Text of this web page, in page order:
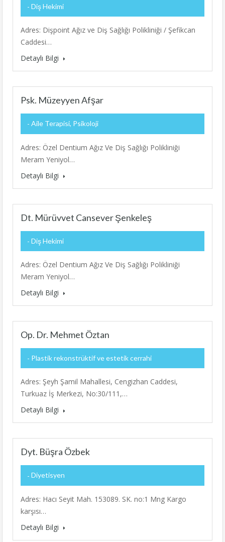
Diş Hekimi
Adres: Dişpoint Ağız ve Diş Sağlığı Polikliniği / Şefikcan
Caddesi…
Detaylı Bilgi
Psk. Müzeyyen Afşar
Aile Terapisi, Psikoloji
Adres: Özel Dentium Ağız Ve Diş Sağlığı Polikliniği
Meram Yeniyol…
Detaylı Bilgi
Dt. Mürüvvet Cansever Şenkeleş
Diş Hekimi
Adres: Özel Dentium Ağız Ve Diş Sağlığı Polikliniği
Meram Yeniyol…
Detaylı Bilgi
Op. Dr. Mehmet Öztan
Plastik rekonstrüktif ve estetik cerrahi
Adres: Şeyh Şamil Mahallesi, Cengizhan Caddesi,
Turkuaz İş Merkezi, No:30/111,…
Detaylı Bilgi
Dyt. Büşra Özbek
Diyetisyen
Adres: Hacı Seyit Mah. 153089. SK. no:1 Mng Kargo
karşısı…
Detaylı Bilgi